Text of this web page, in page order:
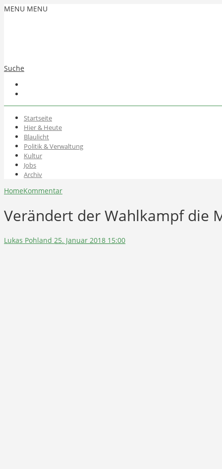
MENU MENU
Suche
Startseite
Hier & Heute
Blaulicht
Politik & Verwaltung
Kultur
Jobs
Archiv
HomeKommentar
Verändert der Wahlkampf die
Lukas Pohland 25. Januar 2018 15:00